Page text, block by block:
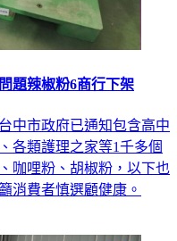
題辣椒粉6商行下架
中市政府已通知包含高中
各類護理之家等1千多個
咖哩粉、胡椒粉，以下也
消費者慎選顧健康。